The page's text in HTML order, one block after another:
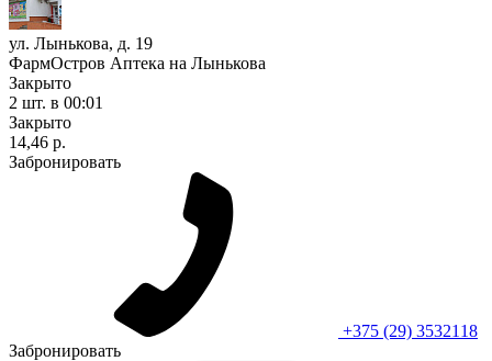
ул. Лынькова, д. 19
ФармОстров Аптека на Лынькова
Закрыто
2 шт. в 00:01
Закрыто
14,46 р.
Забронировать
+375 (29) 3532118
Забронировать